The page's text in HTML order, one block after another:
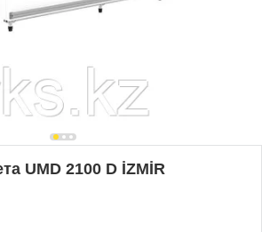
UMD 2100 D İZMİR